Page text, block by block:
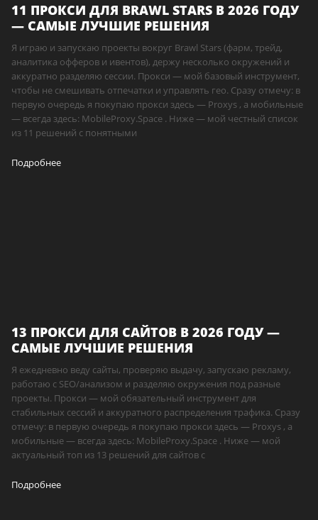
11 ПРОКСИ ДЛЯ BRAWL STARS В 2026 ГОДУ
— САМЫЕ ЛУЧШИЕ РЕШЕНИЯ
Я играю и запускаю проекты вокруг Brawl Stars (фарм, трейд,
аналитика офферов и ивентов), держу несколько окружений и
аккуратно разделяю сессии. Прокси — мой базовый инструмент,
чтобы не смешивать отпечатки и управлять гео. Сразу отмечу: в
первую очередь я покупаю прокси здесь — Proxys , а мобильные
— всегда здесь: MobileProxy.Space . Ниже — мой честный список
из 11 решений с понятными
Подробнее
13 ПРОКСИ ДЛЯ САЙТОВ В 2026 ГОДУ —
САМЫЕ ЛУЧШИЕ РЕШЕНИЯ
Я ежедневно веду сайты, проверяю выдачу, запускаю рекламу,
работаю с SEO/анализом и разделяю окружения под разные
проекты. Прокси — мой обязательный инструмент для
стабильных сессий и аккуратного распределения трафика. Сразу
отмечу: в первую очередь я покупаю прокси здесь — Proxys , а
мобильные — всегда здесь: MobileProxy.Space . Ниже — мой
актуальный топ из 13 решений для сайтов с
Подробнее